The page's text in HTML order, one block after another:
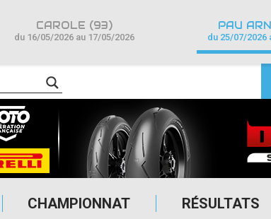
CHAMPIONNAT RÉSULTATS
CAROLE (93)
du 16/05/2026 au 17/05/2026
PAU
du 25/07/2026